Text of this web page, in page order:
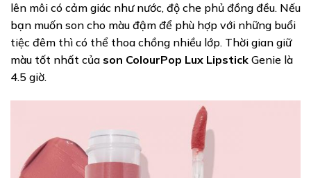
lên môi có cảm giác như nước, độ che phủ đồng đều. Nếu
bạn muốn son cho màu đậm để phù hợp với những buổi
tiệc đêm thì có thể thoa chồng nhiều lớp. Thời gian giữ
màu tốt nhất của son ColourPop Lux Lipstick Genie là
4.5 giờ.